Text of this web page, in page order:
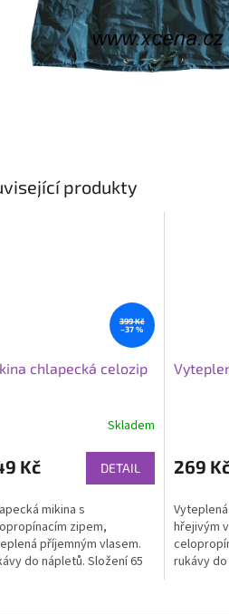
produkty
399 Kč
–37 %
chlapecká celozip
Skladem
Kč DETAIL
mikina s
zipem,
příjemným vlasem.
do nápletů. Složení 65
269
hřejivým
rukávy